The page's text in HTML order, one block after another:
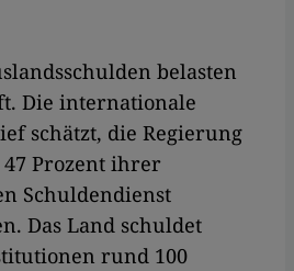
belasten
Die internationale
schätzt, die Regierung
47 Prozent ihrer
Schuldendienst
Das Land schuldet
rund 100